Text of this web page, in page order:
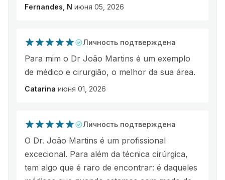
Fernandes, N июня 05, 2026
Личность подтверждена
Para mim o Dr João Martins é um exemplo
de médico e cirurgião, o melhor da sua área.
Catarina июня 01, 2026
Личность подтверждена
O Dr. João Martins é um profissional
excecional. Para além da técnica cirúrgica,
tem algo que é raro de encontrar: é daqueles